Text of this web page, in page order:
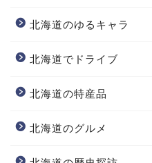
北海道のゆるキャラ
北海道でドライブ
北海道の特産品
北海道のグルメ